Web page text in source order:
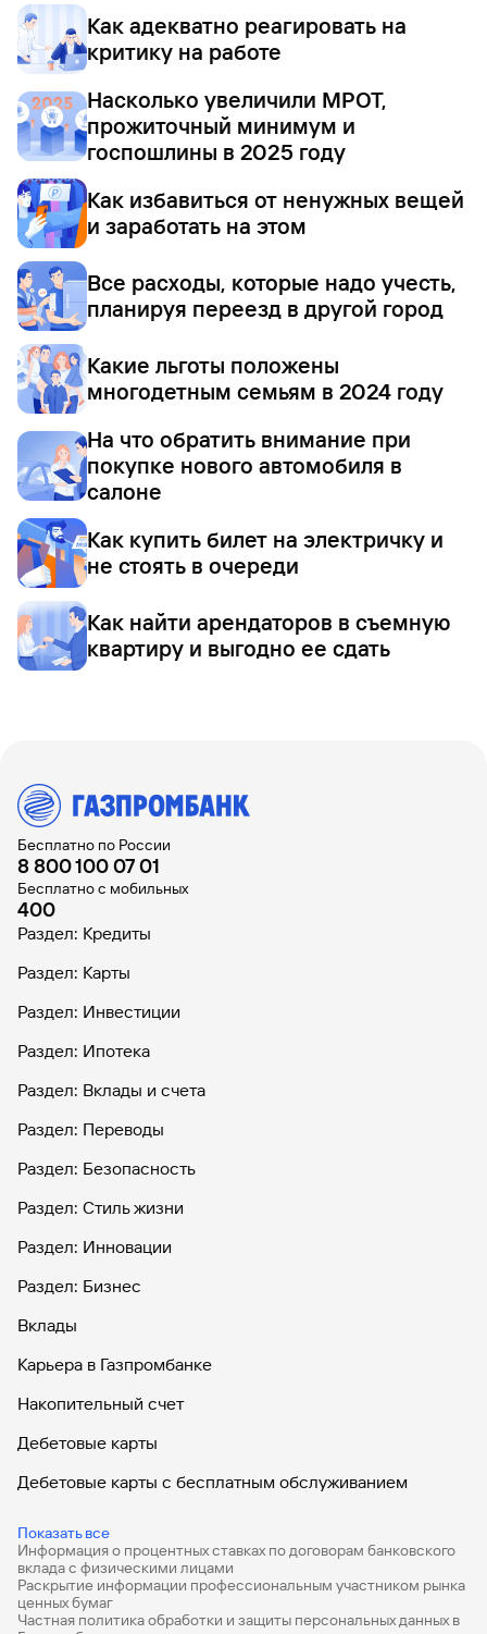
Как адекватно реагировать на
критику на работе
Насколько увеличили МРОТ,
прожиточный минимум и
госпошлины в 2025 году
Как избавиться от ненужных вещей
и заработать на этом
Все расходы, которые надо учесть,
планируя переезд в другой город
Какие льготы положены
многодетным семьям в 2024 году
На что обратить внимание при
покупке нового автомобиля в
салоне
Как купить билет на электричку и
не стоять в очереди
Как найти арендаторов в съемную
квартиру и выгодно ее сдать
Бесплатно по России
8 800 100 07 01
Бесплатно с мобильных
400
Раздел: Кредиты
Раздел: Карты
Раздел: Инвестиции
Раздел: Ипотека
Раздел: Вклады и счета
Раздел: Переводы
Раздел: Безопасность
Раздел: Стиль жизни
Раздел: Инновации
Раздел: Бизнес
Вклады
Карьера в Газпромбанке
Накопительный счет
Дебетовые карты
Дебетовые карты с бесплатным обслуживанием
Показать все
Банковские вклады на 3 месяца
Вклады с высоким процентом
Информация о процентных ставках по договорам банковского
вклада с физическими лицами
Раскрытие информации профессиональным участником рынка
ценных бумаг
Частная политика обработки и защиты персональных данных в